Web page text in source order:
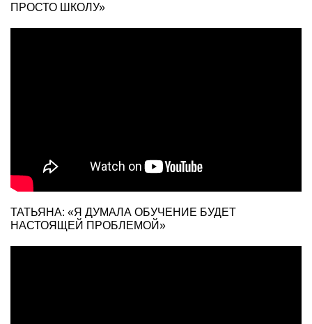
ПРОСТО ШКОЛУ»
ТАТЬЯНА: «Я ДУМАЛА ОБУЧЕНИЕ БУДЕТ
НАСТОЯЩЕЙ ПРОБЛЕМОЙ»